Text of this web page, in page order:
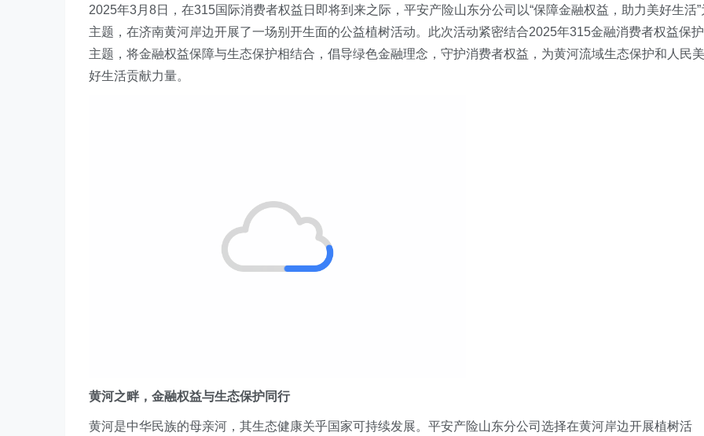
2025年3月8日，在315国际消费者权益日即将到来之际，平安产险山东分公司 以“保障金融权益，助力美好生活”
主题，在济南黄河岸边开展了一场别开生面的公益植树活动。此次活动紧密结合2025年315金融消费者权益保护
主题，将金融权益保障与生态保护相结合，倡导绿色金融理念，守护消费者权益，为黄河流域生态保护和人民美
好生活贡献力量。
黄河之畔，金融权益与生态保护同行
黄河是中华民族的母亲河，其生态健康关乎国家可持续发展。平安产险山东分公司 选择在黄河岸边开展植树活